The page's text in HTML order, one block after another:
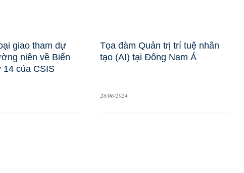
giao tham dự
niên về Biển
của CSIS
Tọa đàm Quản trị trí tuệ nhân
tạo (AI) tại Đông Nam Á
26/06/2024